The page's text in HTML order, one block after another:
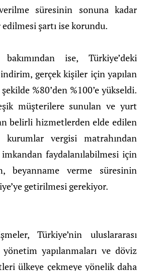
süresinin sonuna kadar
şartı ise korundu.
ise, Türkiye’deki
gerçek kişiler için yapılan
%80’den %100’e yükseldi.
müşterilere sunulan ve yurt
belirli hizmetlerden elde edilen
kurumlar vergisi matrahından
faydalanılabilmesi için
beyanname verme süresinin
getirilmesi gerekiyor.
Türkiye’nin uluslararası
yönetim yapılanmaları ve döviz
ülkeye çekmeye yönelik daha